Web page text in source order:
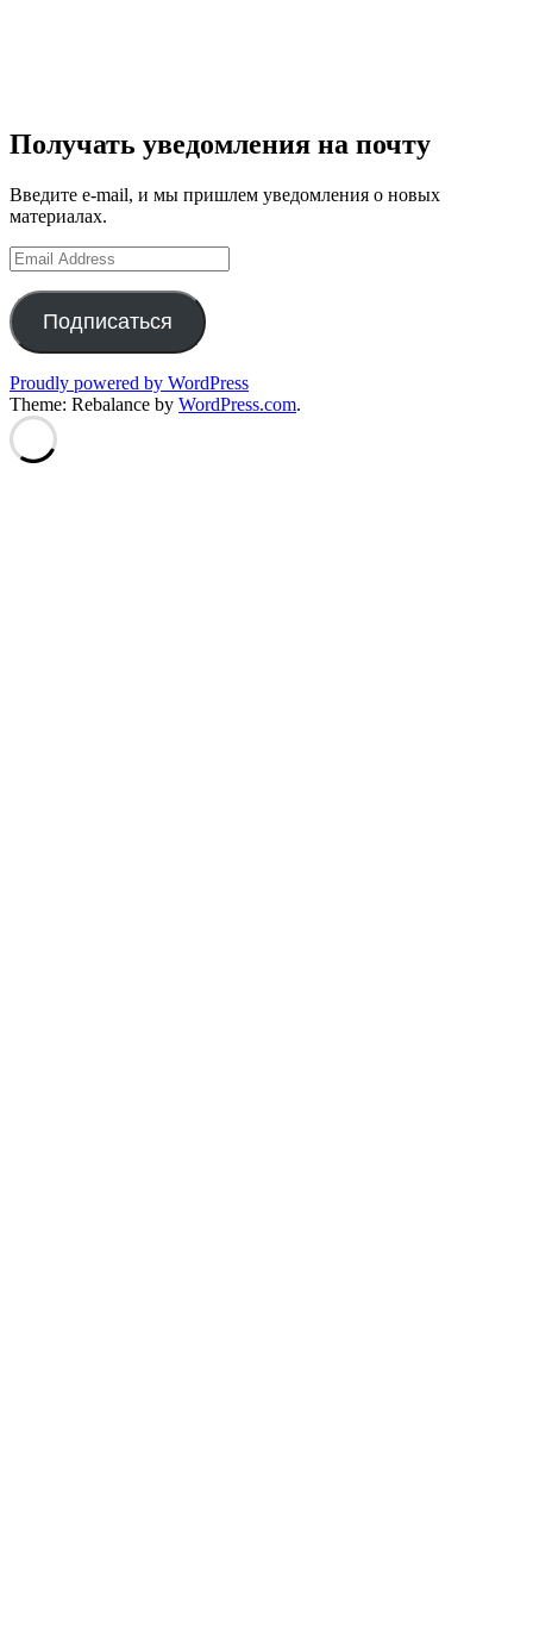
Получать уведомления на почту
Введите e-mail, и мы пришлем уведомления о новых
материалах.
Email
Address
Подписаться
Proudly powered by WordPress
Theme: Rebalance by WordPress.com.